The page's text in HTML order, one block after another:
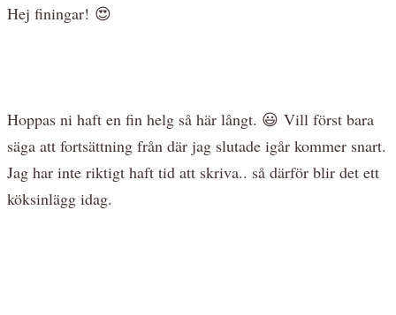
Hej finingar! 😍
Hoppas ni haft en fin helg så här långt. 😃 Vill först bara
säga att fortsättning från där jag slutade igår kommer snart.
Jag har inte riktigt haft tid att skriva.. så därför blir det ett
köksinlägg idag.